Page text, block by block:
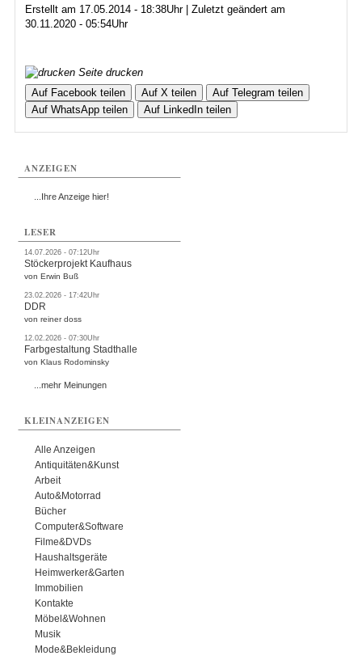
Erstellt am 17.05.2014 - 18:38Uhr | Zuletzt geändert am
30.11.2020 - 05:54Uhr
Seite drucken
Auf Facebook teilen
Auf X teilen
Auf Telegram teilen
Auf WhatsApp teilen
Auf LinkedIn teilen
ANZEIGEN
...Ihre Anzeige hier!
LESER
14.07.2026 - 07:12Uhr
Stöckerprojekt Kaufhaus
von Erwin Buß
23.02.2026 - 17:42Uhr
DDR
von reiner doss
12.02.2026 - 07:30Uhr
Farbgestaltung Stadthalle
von Klaus Rodominsky
...mehr Meinungen
KLEINANZEIGEN
Alle Anzeigen
Antiquitäten&Kunst
Arbeit
Auto&Motorrad
Bücher
Computer&Software
Filme&DVDs
Haushaltsgeräte
Heimwerker&Garten
Immobilien
Kontakte
Möbel&Wohnen
Musik
Mode&Bekleidung